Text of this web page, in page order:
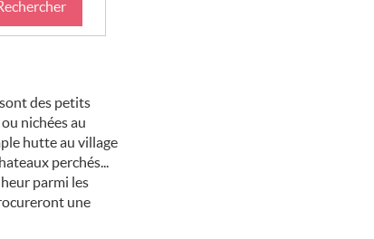
des petits
nichées au
hutte au village
perchés...
parmi les
une